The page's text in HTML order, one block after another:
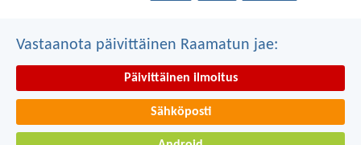
Vastaanota päivittäinen Raamatun jae:
Päivittäinen ilmoitus
Sähköposti